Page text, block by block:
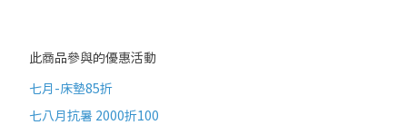
此商品參與的優惠活動
七月-床墊85折
七八月抗暑 2000折100